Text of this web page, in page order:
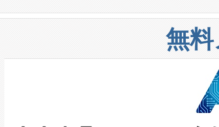
構造化トレーニングカリキュ
上げおよび商用化段階におけ
設備整備および立ち上げ調整
加組織は、Enzeneのバイオ
選定された製品について、自
取得できる可能性もあります
安全性を追跡し、確保する事
増加しているデータセンター
る電力網に大きな負担をかけ
事業者の負担軽減という課題
系統連系を迅速にし、ピーク
限を超えて利用可能な電力容
や穀物倉庫におけるバルク材
リューション「Avia 2」を発
したAvia 2は、1,000メート
狭視野のFOVを切り替えるこ
ケーブル、枝などの細かな対
なレーザースポットにより、
無